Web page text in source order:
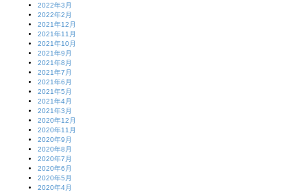
2022年3月
2022年2月
2021年12月
2021年11月
2021年10月
2021年9月
2021年8月
2021年7月
2021年6月
2021年5月
2021年4月
2021年3月
2020年12月
2020年11月
2020年9月
2020年8月
2020年7月
2020年6月
2020年5月
2020年4月